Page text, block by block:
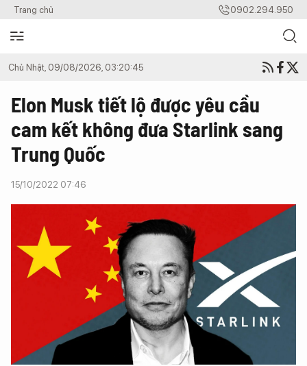
Trang chủ 0902.294.950
Chủ Nhật, 09/08/2026, 03:20:45
Elon Musk tiết lộ được yêu cầu
cam kết không đưa Starlink sang
Trung Quốc
15/10/2022 07:46